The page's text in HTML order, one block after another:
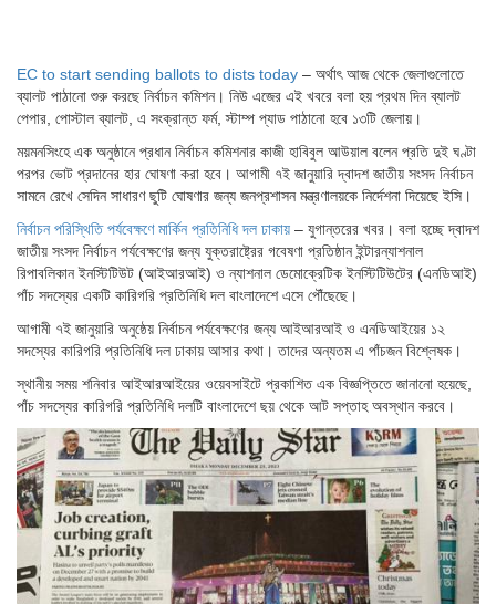
EC to start sending ballots to dists today – অর্থাৎ আজ থেকে জেলাগুলোতে
ব্যালট পাঠানো শুরু করছে নির্বাচন কমিশন। নিউ এজের এই খবরে বলা হয় প্রথম দিন ব্যালট
পেপার, পোস্টাল ব্যালট, এ সংক্রান্ত ফর্ম, স্টাম্প প্যাড পাঠানো হবে ১৩টি জেলায়।
ময়মনসিংহে এক অনুষ্ঠানে প্রধান নির্বাচন কমিশনার কাজী হাবিবুল আউয়াল বলেন প্রতি দুই ঘণ্টা
পরপর ভোট প্রদানের হার ঘোষণা করা হবে। আগামী ৭ই জানুয়ারি দ্বাদশ জাতীয় সংসদ নির্বাচন
সামনে রেখে সেদিন সাধারণ ছুটি ঘোষণার জন্য জনপ্রশাসন মন্ত্রণালয়কে নির্দেশনা দিয়েছে ইসি।
নির্বাচন পরিস্থিতি পর্যবেক্ষণে মার্কিন প্রতিনিধি দল ঢাকায় – যুগান্তরের খবর। বলা হচ্ছে দ্বাদশ
জাতীয় সংসদ নির্বাচন পর্যবেক্ষণের জন্য যুক্তরাষ্ট্রের গবেষণা প্রতিষ্ঠান ইন্টারন্যাশনাল
রিপাবলিকান ইনস্টিটিউট (আইআরআই) ও ন্যাশনাল ডেমোক্রেটিক ইনস্টিটিউটের (এনডিআই)
পাঁচ সদস্যের একটি কারিগরি প্রতিনিধি দল বাংলাদেশে এসে পৌঁছেছে।
আগামী ৭ই জানুয়ারি অনুষ্ঠেয় নির্বাচন পর্যবেক্ষণের জন্য আইআরআই ও এনডিআইয়ের ১২
সদস্যের কারিগরি প্রতিনিধি দল ঢাকায় আসার কথা। তাদের অন্যতম এ পাঁচজন বিশ্লেষক।
স্থানীয় সময় শনিবার আইআরআইয়ের ওয়েবসাইটে প্রকাশিত এক বিজ্ঞপ্তিতে জানানো হয়েছে,
পাঁচ সদস্যের কারিগরি প্রতিনিধি দলটি বাংলাদেশে ছয় থেকে আট সপ্তাহ অবস্থান করবে।